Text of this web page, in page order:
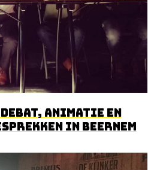
debat, animatie en
in Beernem